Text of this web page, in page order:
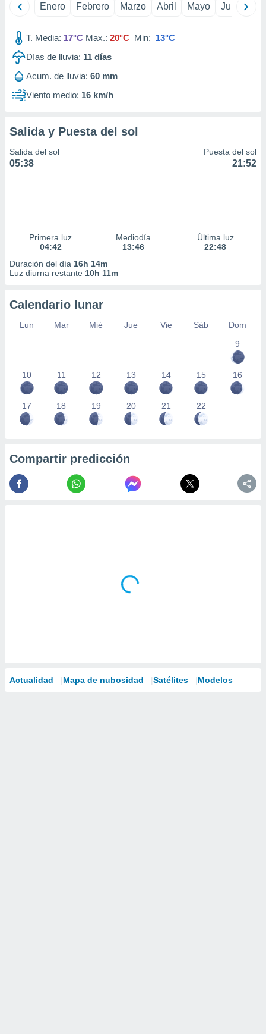
crear un
uso de
de la
del
de
e
mediante
Enero Febrero Marzo Abril Mayo Junio
T. Media: 17°C Max.: 20°C Min: 13°C
Días de lluvia: 11 días
Acum. de lluvia: 60 mm
Viento medio: 16 km/h
Salida y Puesta del sol
Salida del sol
05:38
Puesta del sol
21:52
Primera luz
04:42
Mediodía
13:46
Última luz
22:48
Duración del día 16h 14m
Luz diurna restante 10h 11m
Calendario lunar
Lun Mar Mié Jue Vie Sáb
Dom
9
10 11 12 13 14 15 16
17 18 19 20 21 22
Compartir predicción
Actualidad Mapa de nubosidad Satélites Modelos